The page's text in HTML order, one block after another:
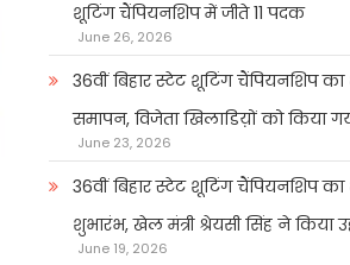
शूटिंग चैंपियनशिप में जीते 11 पदक
June 26, 2026
36वीं बिहार स्टेट शूटिंग चैंपियनशिप
समापन, विजेता खिलाडिय़ों को किया
June 23, 2026
36वीं बिहार स्टेट शूटिंग चैंपियनशिप
शुभारंभ, खेल मंत्री श्रेयसी सिंह ने किया
June 19, 2026